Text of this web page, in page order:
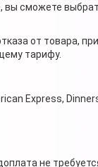
вы сможете
от товара,
тарифу.
Express,
не